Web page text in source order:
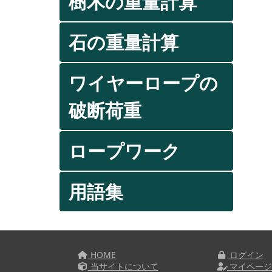
石の重量計算
ワイヤーロープの
破断荷重
ロープワーク
用語集
HOME
当サイトについて
ログイン
マイページ